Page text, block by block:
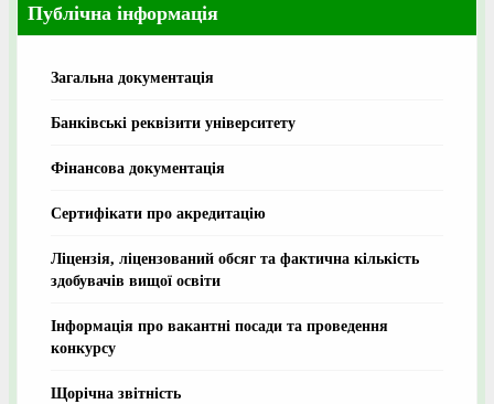
Публічна інформація
Загальна документація
Банківські реквізити університету
Фінансова документація
Сертифікати про акредитацію
Ліцензія, ліцензований обсяг та фактична кількість
здобувачів вищої освіти
Інформація про вакантні посади та проведення
конкурсу
Щорічна звітність